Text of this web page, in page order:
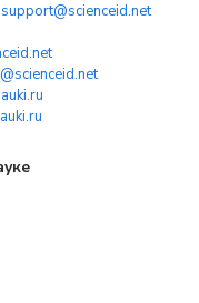
support@scienceid.net